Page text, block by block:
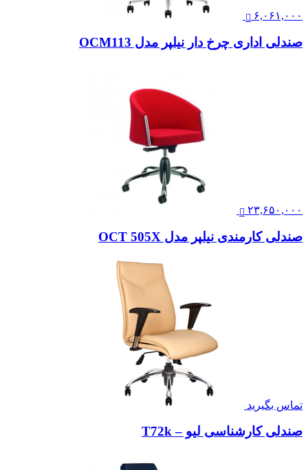
۶,۰۶۱,۰۰۰
صندلی اداری چرخ دار نیلپر مدل OCM113
۲۳,۶۵۰,۰۰۰
صندلی کارمندی نیلپر مدل OCT 505X
تماس بگیرید
صندلی کارشناسی لیو – T72k